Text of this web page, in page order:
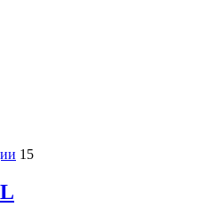
15